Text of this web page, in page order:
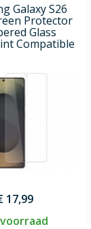
Galaxy S26
Protector
Glass
Compatible
17,99